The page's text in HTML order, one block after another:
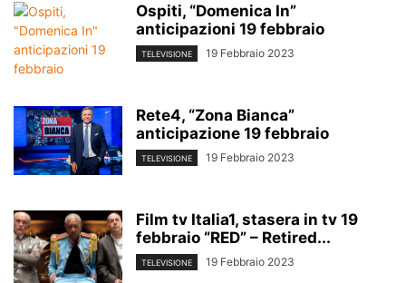
Ospiti, “Domenica In”
anticipazioni 19 febbraio
TELEVISIONE 19 Febbraio 2023
Rete4, “Zona Bianca”
anticipazione 19 febbraio
TELEVISIONE 19 Febbraio 2023
Film tv Italia1, stasera in tv 19
febbraio “RED” – Retired...
TELEVISIONE 19 Febbraio 2023